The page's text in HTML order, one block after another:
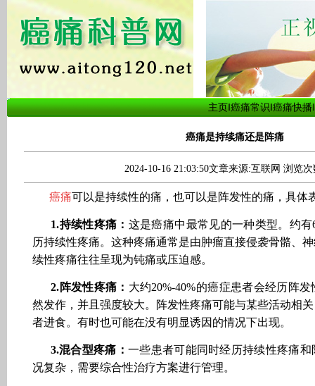
主页‖癌痛常识‖癌痛快播‖
癌痛是持续痛还是阵痛
2024-10-16 21:03:50文章来源:互联网 浏览次
癌痛可以是持续性的痛，也可以是阵发性的痛，具体
1.持续性疼痛： 这是癌痛中最常见的一种类型。约有
历持续性疼痛。这种疼痛通常是由肿瘤直接侵袭骨骼、
续性疼痛往往呈现为钝痛或压迫感。
2.阵发性疼痛： 大约20%-40%的癌症患者会经历阵
然发作，并且强度较大。阵发性疼痛可能与某些活动相
者进食。有时也可能在没有明显诱因的情况下出现。
3.混合型疼痛：一些患者可能同时经历持续性疼痛
况复杂，需要综合性治疗方案进行管理。